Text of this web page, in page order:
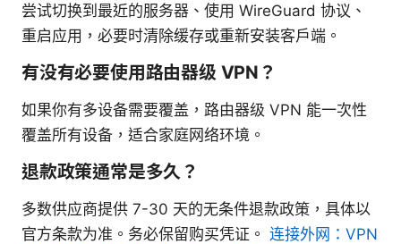
尝试切换到最近的服务器、使用 WireGuard 协议、
重启应用，必要时清除缓存或重新安装客户端。
有没有必要使用路由器级 VPN？
如果你有多设备需要覆盖，路由器级 VPN 能一次性
覆盖所有设备，适合家庭网络环境。
退款政策通常是多久？
多数供应商提供 7-30 天的无条件退款政策，具体以
官方条款为准。务必保留购买凭证。 连接外网：VPN